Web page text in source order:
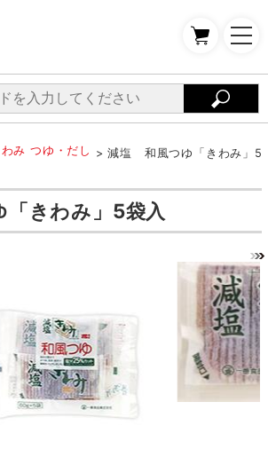
わみ つゆ・だし
> 減塩 和風つゆ「きわみ」5
「きわみ」5袋入